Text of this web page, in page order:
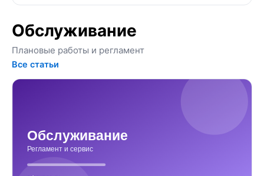
Обслуживание
Плановые работы и регламент
Все статьи